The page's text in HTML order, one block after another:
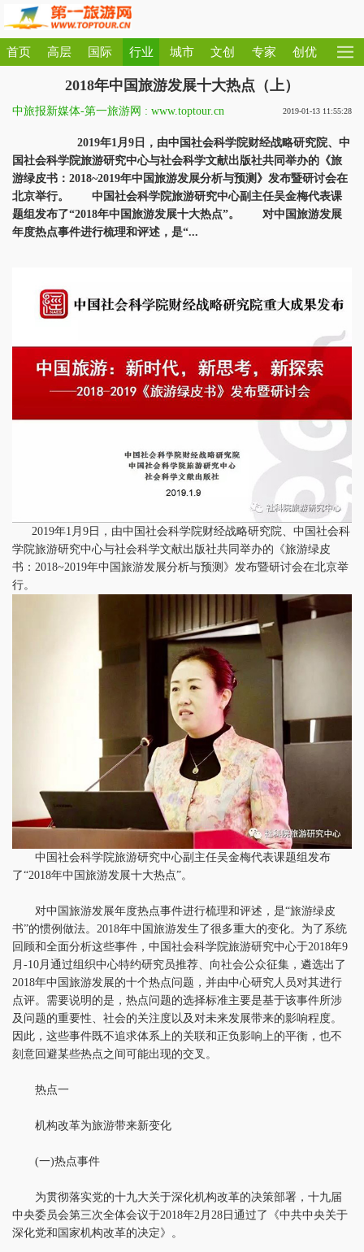
首页 高层 国际 行业 城市 文创 专家 创优
2018年中国旅游发展十大热点（上）
中旅报新媒体-第一旅游网 : www.toptour.cn 2019-01-13 11:55:28
2019年1月9日，由中国社会科学院财经战略研究院、中
国社会科学院旅游研究中心与社会科学文献出版社共同举办的《旅
游绿皮书：2018~2019年中国旅游发展分析与预测》发布暨研讨会在
北京举行。 中国社会科学院旅游研究中心副主任吴金梅代表课
题组发布了“2018年中国旅游发展十大热点”。 对中国旅游发展
年度热点事件进行梳理和评述，是“...
2019年1月9日，由中国社会科学院财经战略研究院、中国社会科
学院旅游研究中心与社会科学文献出版社共同举办的《旅游绿皮
书：2018~2019年中国旅游发展分析与预测》发布暨研讨会在北京举
行。
中国社会科学院旅游研究中心副主任吴金梅代表课题组发布
了“2018年中国旅游发展十大热点”。
对中国旅游发展年度热点事件进行梳理和评述，是“旅游绿皮
书”的惯例做法。2018年中国旅游发生了很多重大的变化。为了系统
回顾和全面分析这些事件，中国社会科学院旅游研究中心于2018年9
月-10月通过组织中心特约研究员推荐、向社会公众征集，遴选出了
2018年中国旅游发展的十个热点问题，并由中心研究人员对其进行
点评。需要说明的是，热点问题的选择标准主要是基于该事件所涉
及问题的重要性、社会的关注度以及对未来发展带来的影响程度。
因此，这些事件既不追求体系上的关联和正负影响上的平衡，也不
刻意回避某些热点之间可能出现的交叉。
热点一
机构改革为旅游带来新变化
(一)热点事件
为贯彻落实党的十九大关于深化机构改革的决策部署，十九届
中央委员会第三次全体会议于2018年2月28日通过了《中共中央关于
深化党和国家机构改革的决定》。